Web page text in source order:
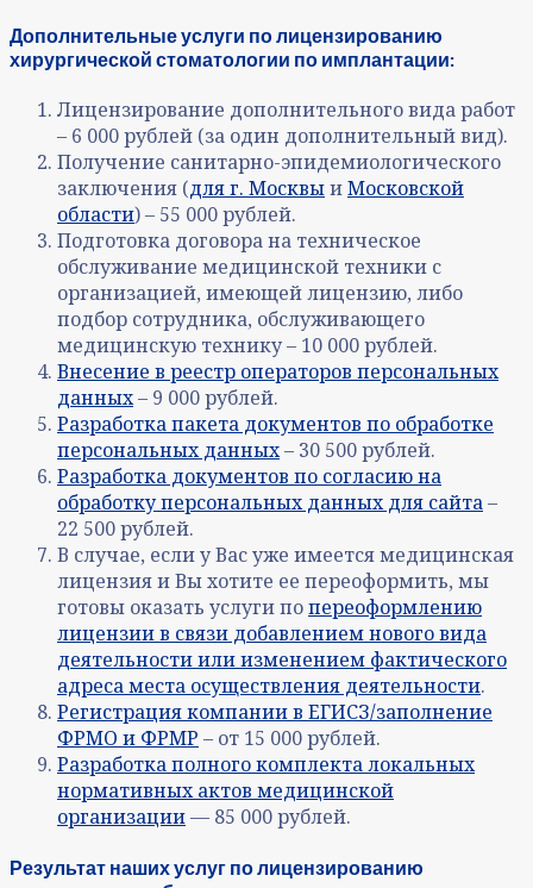
Дополнительные услуги по лицензированию
хирургической стоматологии по имплантации:
Лицензирование дополнительного вида работ
– 6 000 рублей (за один дополнительный вид).
Получение санитарно-эпидемиологического
заключения (для г. МосквыиМосковской
области) – 55 000 рублей.
Подготовка договора на техническое
обслуживание медицинской техники с
организацией, имеющей лицензию, либо
подбор сотрудника, обслуживающего
медицинскую технику – 10 000 рублей.
Внесение в реестр операторов персональных
данных– 9 000 рублей.
Разработка пакета документов по обработке
персональных данных– 30 500 рублей.
Разработка документов по согласию на
обработку персональных данных для сайта–
22 500 рублей.
В случае, если у Вас уже имеется медицинская
лицензия и Вы хотите ее переоформить, мы
готовы оказать услуги попереоформлению
лицензии в связи добавлением нового вида
деятельности или изменением фактического
адреса места осуществления деятельности.
Регистрация компании в ЕГИСЗ/заполнение
ФРМО и ФРМР – от 15 000 рублей.
Разработка полного комплекта локальных
нормативных актов медицинской
организации— 85 000 рублей.
Результат наших услуг по лицензированию